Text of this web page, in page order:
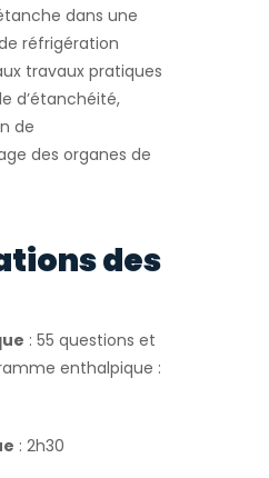
dans une
réfrigération
travaux pratiques
d’étanchéité,
de
des organes de
des
: 55 questions et
enthalpique :
: 2h30